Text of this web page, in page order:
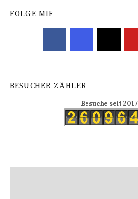
FOLGE MIR
BESUCHER-ZÄHLER
Besuche seit 2017